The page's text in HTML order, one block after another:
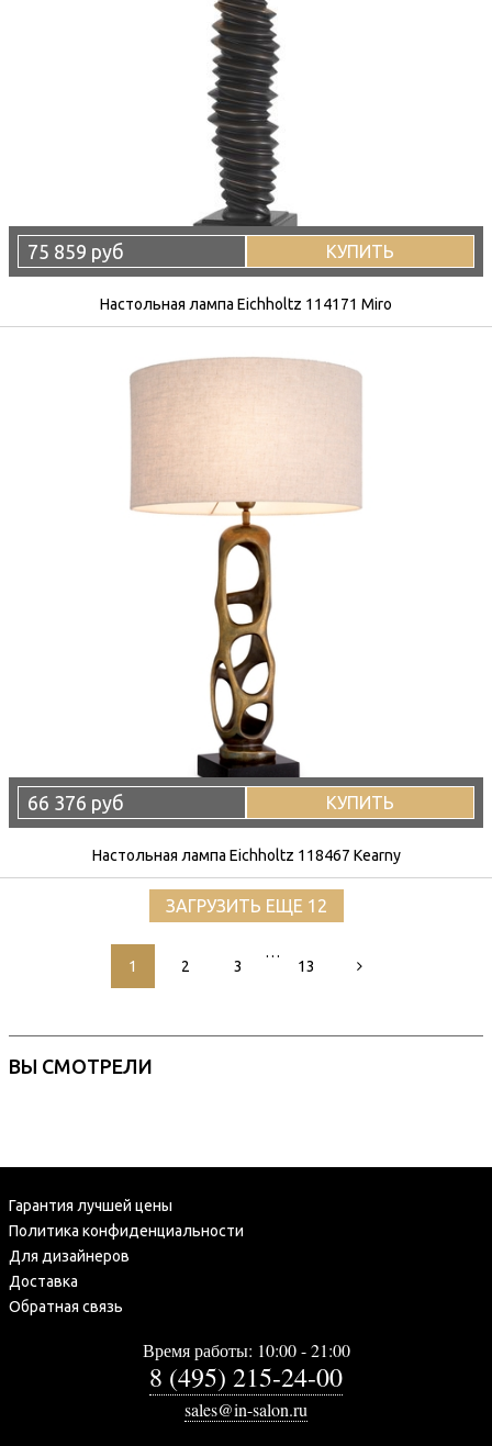
75 859 руб КУПИТЬ
Настольная лампа Eichholtz 114171 Miro
66 376 руб КУПИТЬ
Настольная лампа Eichholtz 118467 Kearny
ЗАГРУЗИТЬ ЕЩЕ 12
1 2 3
…
13
ВЫ СМОТРЕЛИ
Гарантия лучшей цены
Политика конфиденциальности
Для дизайнеров
Доставка
Обратная связь
Время работы: 10:00 - 21:00
8 (495) 215-24-00
sales@in-salon.ru